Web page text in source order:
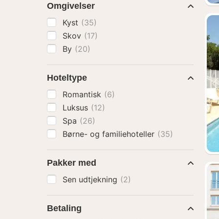
Omgivelser
Kyst (35)
Skov (17)
By (20)
Hoteltype
Romantisk (6)
Luksus (12)
Spa (26)
Børne- og familiehoteller (35)
Pakker med
Sen udtjekning (2)
Betaling